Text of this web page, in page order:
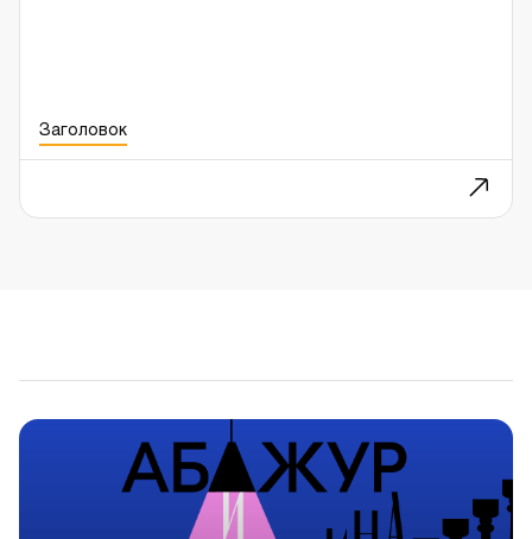
Заголовок